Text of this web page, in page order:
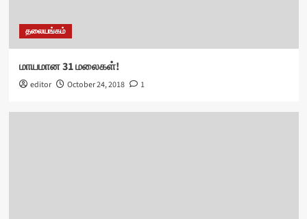
தலையங்கம்
மாயமான 31 மலைகள்!
editor October 24, 2018 1